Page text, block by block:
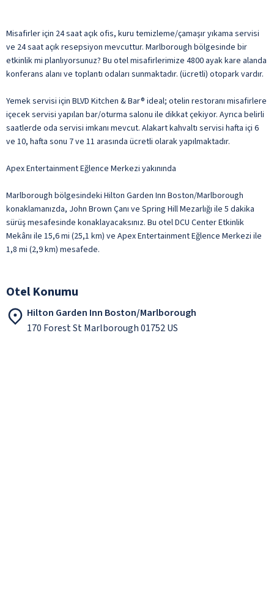
Misafirler için 24 saat açık ofis, kuru temizleme/çamaşır yıkama servisi
ve 24 saat açık resepsiyon mevcuttur. Marlborough bölgesinde bir
etkinlik mi planlıyorsunuz? Bu otel misafirlerimize 4800 ayak kare alanda
konferans alanı ve toplantı odaları sunmaktadır. (ücretli) otopark vardır.
Yemek servisi için BLVD Kitchen & Bar® ideal; otelin restoranı misafirlere
içecek servisi yapılan bar/oturma salonu ile dikkat çekiyor. Ayrıca belirli
saatlerde oda servisi imkanı mevcut. Alakart kahvaltı servisi hafta içi 6
ve 10, hafta sonu 7 ve 11 arasında ücretli olarak yapılmaktadır.
Apex Entertainment Eğlence Merkezi yakınında
Marlborough bölgesindeki Hilton Garden Inn Boston/Marlborough
konaklamanızda, John Brown Çanı ve Spring Hill Mezarlığı ile 5 dakika
sürüş mesafesinde konaklayacaksınız. Bu otel DCU Center Etkinlik
Mekânı ile 15,6 mi (25,1 km) ve Apex Entertainment Eğlence Merkezi ile
1,8 mi (2,9 km) mesafede.
Otel Konumu
Hilton Garden Inn Boston/Marlborough
170 Forest St Marlborough 01752 US